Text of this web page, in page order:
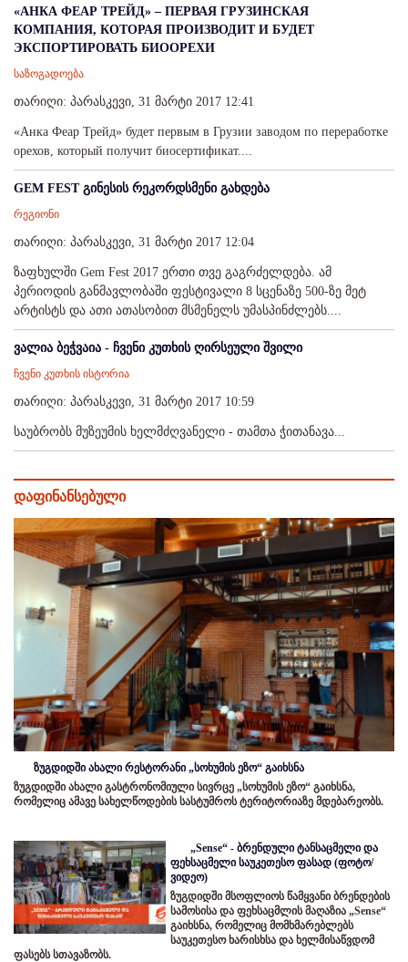
«АНКА ФЕАР ТРЕЙД» – ПЕРВАЯ ГРУЗИНСКАЯ
КОМПАНИЯ, КОТОРАЯ ПРОИЗВОДИТ И БУДЕТ
ЭКСПОРТИРОВАТЬ БИООРЕХИ
საზოგადოება
თარიღი: პარასკევი, 31 მარტი 2017 12:41
«Анка Феар Трейд» будет первым в Грузии заводом по переработке
орехов, который получит биосертификат....
GEM FEST გინესის რეკორდსმენი გახდება
რეგიონი
თარიღი: პარასკევი, 31 მარტი 2017 12:04
ზაფხულში Gem Fest 2017 ერთი თვე გაგრძელდება. ამ
პერიოდის განმავლობაში ფესტივალი 8 სცენაზე 500-ზე მეტ
არტისტს და ათი ათასობით მსმენელს უმასპინძლებს....
ვალია ბეჭვაია - ჩვენი კუთხის ღირსეული შვილი
ჩვენი კუთხის ისტორია
თარიღი: პარასკევი, 31 მარტი 2017 10:59
საუბრობს მუზეუმის ხელმძღვანელი - თამთა ჭითანავა...
დაფინანსებული
ზუგდიდში ახალი რესტორანი „სოხუმის ეზო“ გაიხსნა
ზუგდიდში ახალი გასტრონომიული სივრცე „სოხუმის ეზო“ გაიხსნა,
რომელიც ამავე სახელწოდების სასტუმროს ტერიტორიაზე მდებარეობს.
„Sense“ - ბრენდული ტანსაცმელი და
ფეხსაცმელი საუკეთესო ფასად (ფოტო/
ვიდეო)
ზუგდიდში მსოფლიოს წამყვანი ბრენდების
სამოსისა და ფეხსაცმლის მაღაზია „Sense“
გაიხსნა, რომელიც მომხმარებლებს
საუკეთესო ხარისხსა და ხელმისაწვდომ
ფასებს სთავაზობს.